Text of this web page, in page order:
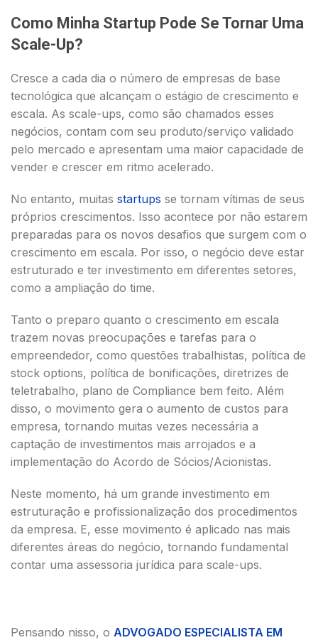
Como Minha Startup Pode Se Tornar Uma
Scale-Up?
Cresce a cada dia o número de empresas de base
tecnológica que alcançam o estágio de crescimento e
escala. As scale-ups, como são chamados esses
negócios, contam com seu produto/serviço validado
pelo mercado e apresentam uma maior capacidade de
vender e crescer em ritmo acelerado.
No entanto, muitas startups se tornam vítimas de seus
próprios crescimentos. Isso acontece por não estarem
preparadas para os novos desafios que surgem com o
crescimento em escala. Por isso, o negócio deve estar
estruturado e ter investimento em diferentes setores,
como a ampliação do time.
Tanto o preparo quanto o crescimento em escala
trazem novas preocupações e tarefas para o
empreendedor, como questões trabalhistas, política de
stock options, política de bonificações, diretrizes de
teletrabalho, plano de Compliance bem feito. Além
disso, o movimento gera o aumento de custos para
empresa, tornando muitas vezes necessária a
captação de investimentos mais arrojados e a
implementação do Acordo de Sócios/Acionistas.
Neste momento, há um grande investimento em
estruturação e profissionalização dos procedimentos
da empresa. E, esse movimento é aplicado nas mais
diferentes áreas do negócio, tornando fundamental
contar uma assessoria jurídica para scale-ups.
Pensando nisso, o ADVOGADO ESPECIALISTA EM